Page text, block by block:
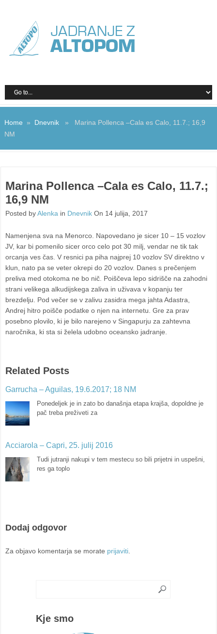
Home » Dnevnik» Marina Pollenca –Cala es Calo, 11.7.; 16,9
NM
Marina Pollenca –Cala es Calo, 11.7.;
16,9 NM
Posted byAlenka in Dnevnik On 14 julija, 2017
Namenjena sva na Menorco. Napovedano je sicer 10 – 15 vozlov
JV, kar bi pomenilo sicer orco celo pot 30 milj, vendar ne tik tak
orcanja ves čas. V resnici pa piha najprej 10 vozlov SV direktno v
klun, nato pa se veter okrepi do 20 vozlov. Danes s prečenjem
preliva med otokoma ne bo nič. Poiščeva lepo sidrišče na zahodni
strani velikega alkudijskega zaliva in uživava v kopanju ter
brezdelju. Pod večer se v zalivu zasidra mega jahta Adastra,
Andrej hitro poišče podatke o njen na internetu. Gre za prav
posebno plovilo, ki je bilo narejeno v Singapurju za zahtevna
naročnika, ki sta si želela udobno oceansko jadranje.
Related Posts
Garrucha – Aguilas, 19.6.2017; 18 NM
Ponedeljek je in zato bo današnja etapa krajša, dopoldne je
pač treba preživeti za
Acciarola – Capri, 25. julij 2016
Tudi jutranji nakupi v tem mestecu so bili prijetni in uspešni,
res ga toplo
Dodaj odgovor
Za objavo komentarja se morate prijaviti
Kje smo